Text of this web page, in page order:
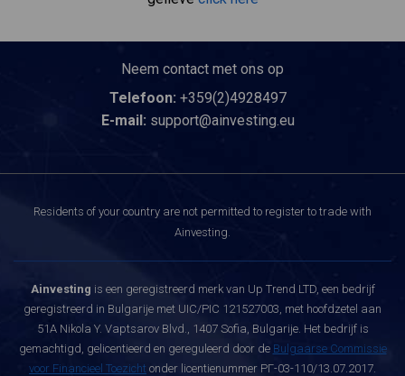
Neem contact met ons op
Telefoon: +359(2)4928497
E-mail: support@ainvesting.eu
Residents of your country are not permitted to register to trade with
Ainvesting.
Ainvesting is een geregistreerd merk van Up Trend LTD, een bedrijf
geregistreerd in Bulgarije met UIC/PIC 121527003, met hoofdzetel aan
51A Nikola Y. Vaptsarov Blvd., 1407 Sofia, Bulgarije. Het bedrijf is
gemachtigd, gelicentieerd en gereguleerd door de Bulgaarse Commissie
voor Financieel Toezicht onder licentienummer РГ-03-110/13.07.2017.